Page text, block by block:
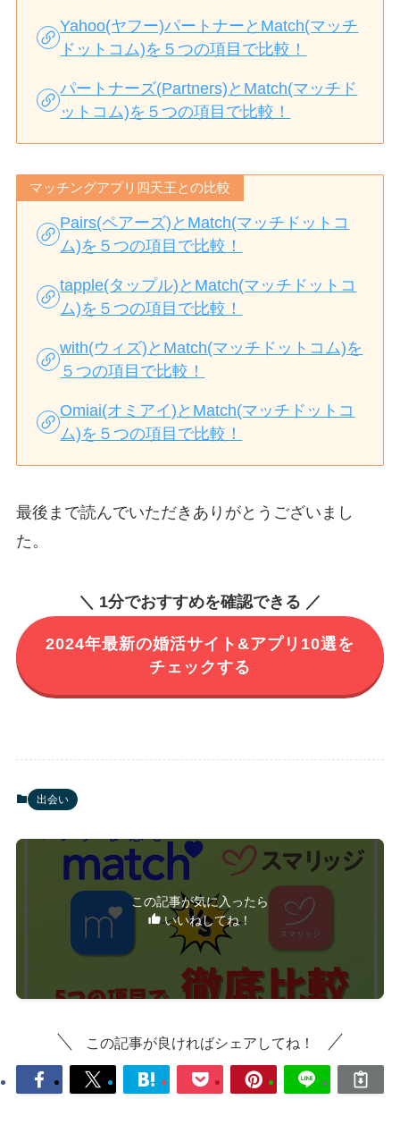
Yahoo(ヤフー)パートナーとMatch(マッチ
ドットコム)を５つの項目で比較！
パートナーズ(Partners)とMatch(マッチド
ットコム)を５つの項目で比較！
マッチングアプリ四天王との比較
Pairs(ペアーズ)とMatch(マッチドットコ
ム)を５つの項目で比較！
tapple(タップル)とMatch(マッチドットコ
ム)を５つの項目で比較！
with(ウィズ)とMatch(マッチドットコム)を
５つの項目で比較！
Omiai(オミアイ)とMatch(マッチドットコ
ム)を５つの項目で比較！
最後まで読んでいただきありがとうございまし
た。
＼ 1分でおすすめを確認できる ／
2024年最新の婚活サイト&アプリ10選を
チェックする
出会い
この記事が気に入ったら
いいねしてね！
この記事が良ければシェアしてね！